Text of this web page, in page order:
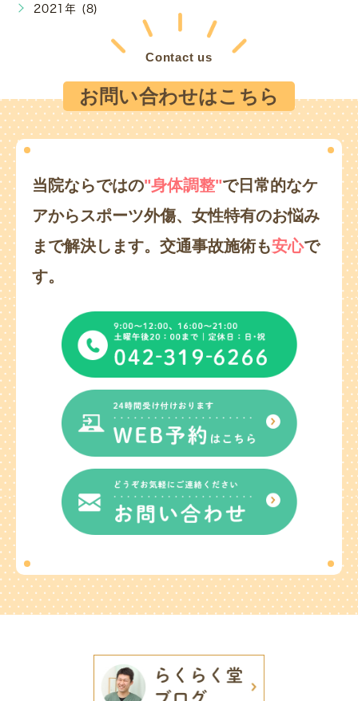
2021年 (8)
Contact us
お問い合わせはこちら
当院ならではの"身体調整"で日常的なケ
アからスポーツ外傷、 女性特有のお悩み
まで解決します。 交通事故施術も安心で
す。